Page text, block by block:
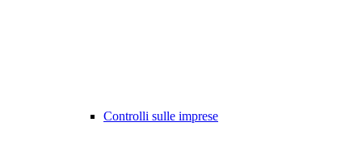
Controlli sulle imprese